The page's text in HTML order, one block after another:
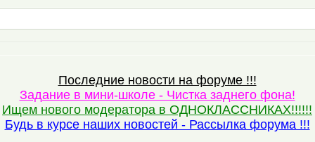
Последние новости на форуме !!!
Задание в мини-школе - Чистка заднего фона!
Ищем нового модератора в ОДНОКЛАССНИКАХ!!!!!!
Будь в курсе наших новостей - Рассылка форума !!!